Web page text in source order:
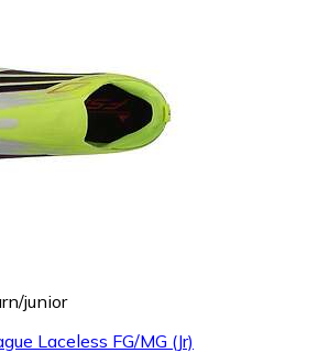
junior
Laceless FG/MG (Jr)